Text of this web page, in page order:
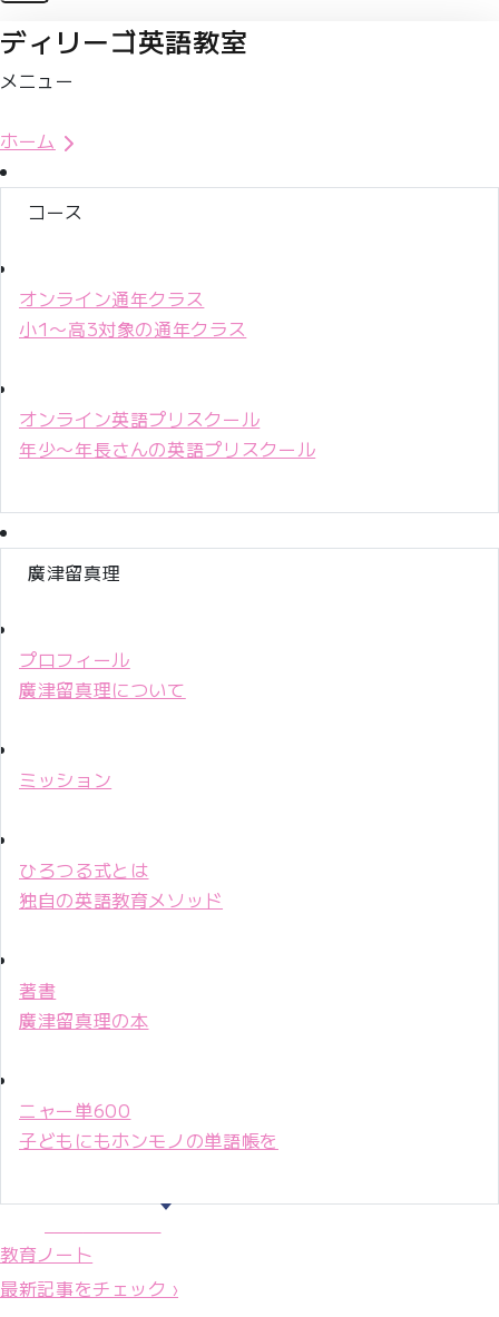
ディリーゴ英語教室
メニュー
ホーム
コース
オンライン通年クラス
小1〜高3対象の通年クラス
オンライン英語プリスクール
年少〜年長さんの英語プリスクール
廣津留真理
プロフィール
廣津留真理について
ミッション
ひろつる式とは
独自の英語教育メソッド
著書
廣津留真理の本
ニャー単600
子どもにもホンモノの単語帳を
教育ノート
最新記事をチェック ›